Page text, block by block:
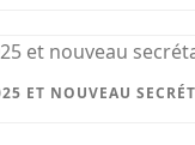
ET NOUVEAU